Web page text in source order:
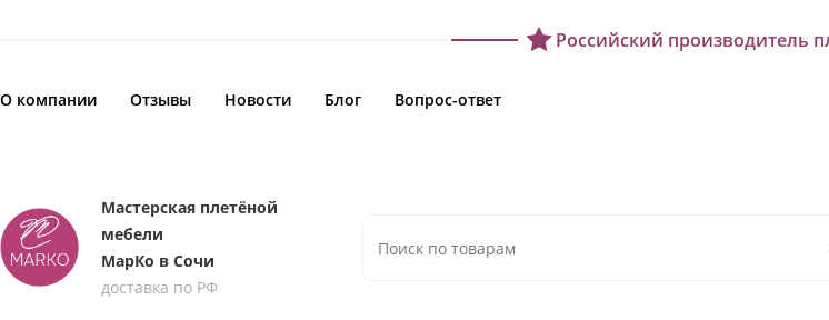
Российский производитель
О компании Отзывы Новости Блог Вопрос-ответ
Мастерская плетёной
мебели
МарКо в Сочи
доставка по РФ